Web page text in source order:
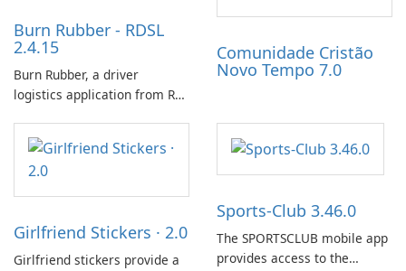
Burn Rubber - RDSL
2.4.15
Burn Rubber, a driver
logistics application from Rail
to streamline communication
between drivers and
dispatchers, focusing on
efficient information sharing
coordination and operations.
Comunidade Cristão
Novo Tempo 7.0
Girlfriend Stickers · 2.0
Girlfriend stickers provide a
Sports-Club 3.46.0
The SPORTSCLUB mobile app
provides access to the